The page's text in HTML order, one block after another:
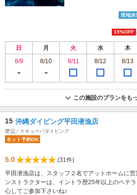
現地決
15%OFF
日 月 火 水 木
8/9
8/10 8/11 8/12 8/13
この施設のプランをも
15 沖縄ダイビング平田潜漁店
楚辺／スキューバダイビング
ネット予約OK
5.0
(31件)
平田潜漁店は、スタッフ２名でアットホームに
ンストラクターは、イントラ歴25年以上のベテ
心してご参加下さいね♪